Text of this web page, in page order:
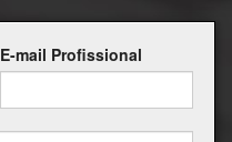
E-mail Profissional